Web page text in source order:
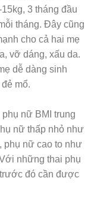
3 tháng đầu
tháng. Đây cũng
cho cả hai mẹ
vỡ dáng, xấu da.
dễ dàng sinh
mổ.
nữ BMI trung
nữ thấp nhỏ như
phụ nữ cao to như
những thai phụ
đó cần được